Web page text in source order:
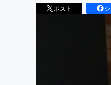
ポスト